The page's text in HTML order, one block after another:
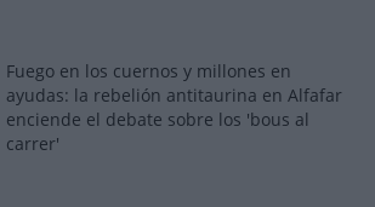
Fuego en los cuernos y millones en
ayudas: la rebelión antitaurina en Alfafar
enciende el debate sobre los 'bous al
carrer'